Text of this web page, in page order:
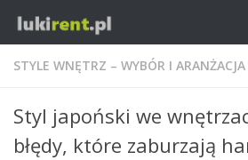
STYLE WNĘTRZ – WYBÓR I
Styl japoński we
błędy, które zaburzają